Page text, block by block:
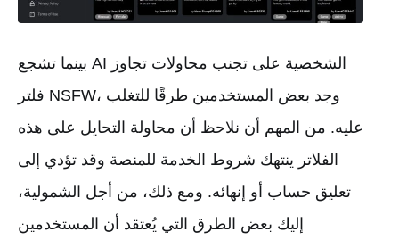
بينما تشجع AI الشخصية على تجنب محاولات تجاوز
فلتر NSFW، وجد بعض المستخدمين طرقًا للتغلب
عليه. من المهم أن نلاحظ أن محاولة التحايل على هذه
الفلاتر ينتهك شروط الخدمة للمنصة وقد تؤدي إلى
تعليق حساب أو إنهائه. ومع ذلك، من أجل الشمولية،
إليك بعض الطرق التي يُعتقد أن المستخدمين